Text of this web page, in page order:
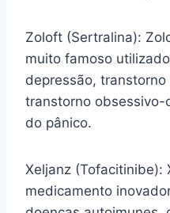
Zoloft (Sertralina):
muito famoso
depressão,
transtorno obsessivo-
do pânico.
Xeljanz (Tofacitinibe):
medicamento